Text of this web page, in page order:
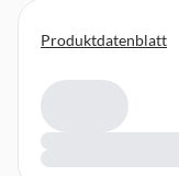
Produktdatenblatt